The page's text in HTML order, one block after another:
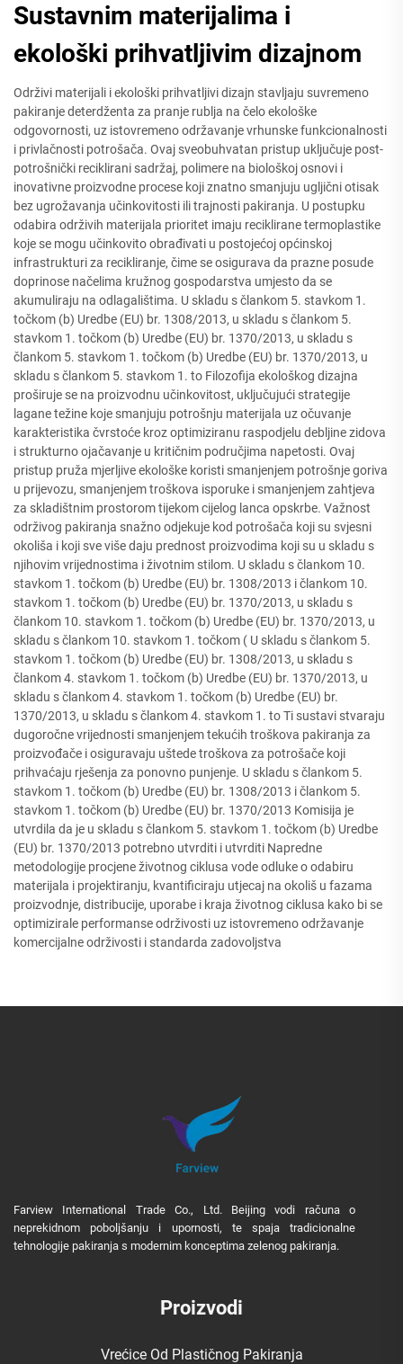
Sustavnim materijalima i
ekološki prihvatljivim dizajnom
Održivi materijali i ekološki prihvatljivi dizajn stavljaju suvremeno
pakiranje deterdženta za pranje rublja na čelo ekološke
odgovornosti, uz istovremeno održavanje vrhunske funkcionalnosti
i privlačnosti potrošača. Ovaj sveobuhvatan pristup uključuje post-
potrošnički reciklirani sadržaj, polimere na biološkoj osnovi i
inovativne proizvodne procese koji znatno smanjuju ugljični otisak
bez ugrožavanja učinkovitosti ili trajnosti pakiranja. U postupku
odabira održivih materijala prioritet imaju reciklirane termoplastike
koje se mogu učinkovito obrađivati u postojećoj općinskoj
infrastrukturi za recikliranje, čime se osigurava da prazne posude
doprinose načelima kružnog gospodarstva umjesto da se
akumuliraju na odlagalištima. U skladu s člankom 5. stavkom 1.
točkom (b) Uredbe (EU) br. 1308/2013, u skladu s člankom 5.
stavkom 1. točkom (b) Uredbe (EU) br. 1370/2013, u skladu s
člankom 5. stavkom 1. točkom (b) Uredbe (EU) br. 1370/2013, u
skladu s člankom 5. stavkom 1. to Filozofija ekološkog dizajna
proširuje se na proizvodnu učinkovitost, uključujući strategije
lagane težine koje smanjuju potrošnju materijala uz očuvanje
karakteristika čvrstoće kroz optimiziranu raspodjelu debljine zidova
i strukturno ojačavanje u kritičnim područjima napetosti. Ovaj
pristup pruža mjerljive ekološke koristi smanjenjem potrošnje goriva
u prijevozu, smanjenjem troškova isporuke i smanjenjem zahtjeva
za skladištnim prostorom tijekom cijelog lanca opskrbe. Važnost
održivog pakiranja snažno odjekuje kod potrošača koji su svjesni
okoliša i koji sve više daju prednost proizvodima koji su u skladu s
njihovim vrijednostima i životnim stilom. U skladu s člankom 10.
stavkom 1. točkom (b) Uredbe (EU) br. 1308/2013 i člankom 10.
stavkom 1. točkom (b) Uredbe (EU) br. 1370/2013, u skladu s
člankom 10. stavkom 1. točkom (b) Uredbe (EU) br. 1370/2013, u
skladu s člankom 10. stavkom 1. točkom ( U skladu s člankom 5.
stavkom 1. točkom (b) Uredbe (EU) br. 1308/2013, u skladu s
člankom 4. stavkom 1. točkom (b) Uredbe (EU) br. 1370/2013, u
skladu s člankom 4. stavkom 1. točkom (b) Uredbe (EU) br.
1370/2013, u skladu s člankom 4. stavkom 1. to Ti sustavi stvaraju
dugoročne vrijednosti smanjenjem tekućih troškova pakiranja za
proizvođače i osiguravaju uštede troškova za potrošače koji
prihvaćaju rješenja za ponovno punjenje. U skladu s člankom 5.
stavkom 1. točkom (b) Uredbe (EU) br. 1308/2013 i člankom 5.
stavkom 1. točkom (b) Uredbe (EU) br. 1370/2013 Komisija je
utvrdila da je u skladu s člankom 5. stavkom 1. točkom (b) Uredbe
(EU) br. 1370/2013 potrebno utvrditi i utvrditi Napredne
metodologije procjene životnog ciklusa vode odluke o odabiru
materijala i projektiranju, kvantificiraju utjecaj na okoliš u fazama
proizvodnje, distribucije, uporabe i kraja životnog ciklusa kako bi se
optimizirale performanse održivosti uz istovremeno održavanje
komercijalne održivosti i standarda zadovoljstva
Farview International Trade Co., Ltd. Beijing vodi računa o
neprekidnom poboljšanju i upornosti, te spaja tradicionalne
tehnologije pakiranja s modernim konceptima zelenog pakiranja.
Proizvodi
Vrećice Od Plastičnog Pakiranja